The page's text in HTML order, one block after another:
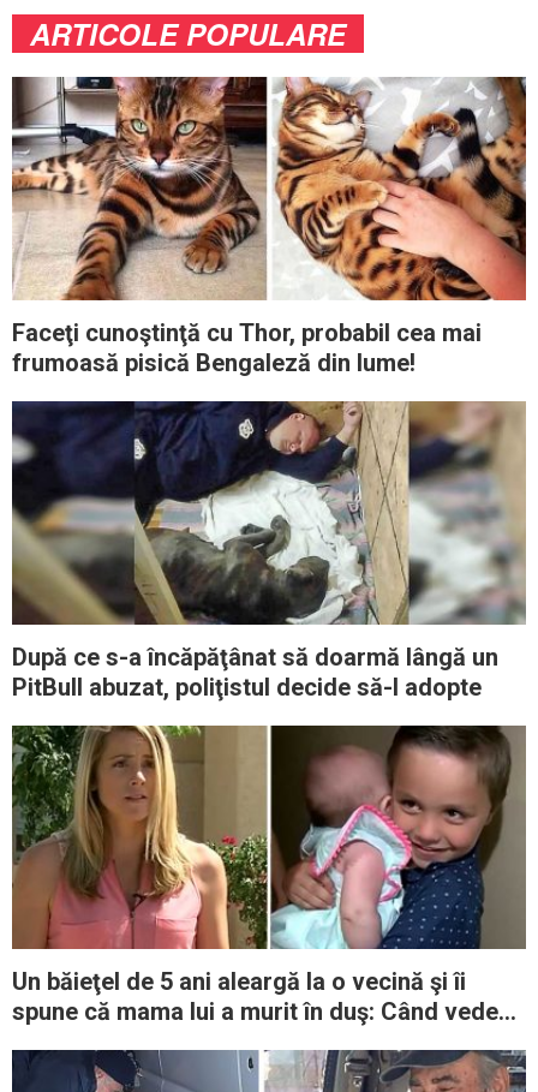
ARTICOLE POPULARE
Faceţi cunoştinţă cu Thor, probabil cea mai
frumoasă pisică Bengaleză din lume!
După ce s-a încăpăţânat să doarmă lângă un
PitBull abuzat, poliţistul decide să-l adopte
Un băieţel de 5 ani aleargă la o vecină şi îi
spune că mama lui a murit în duş: Când vede